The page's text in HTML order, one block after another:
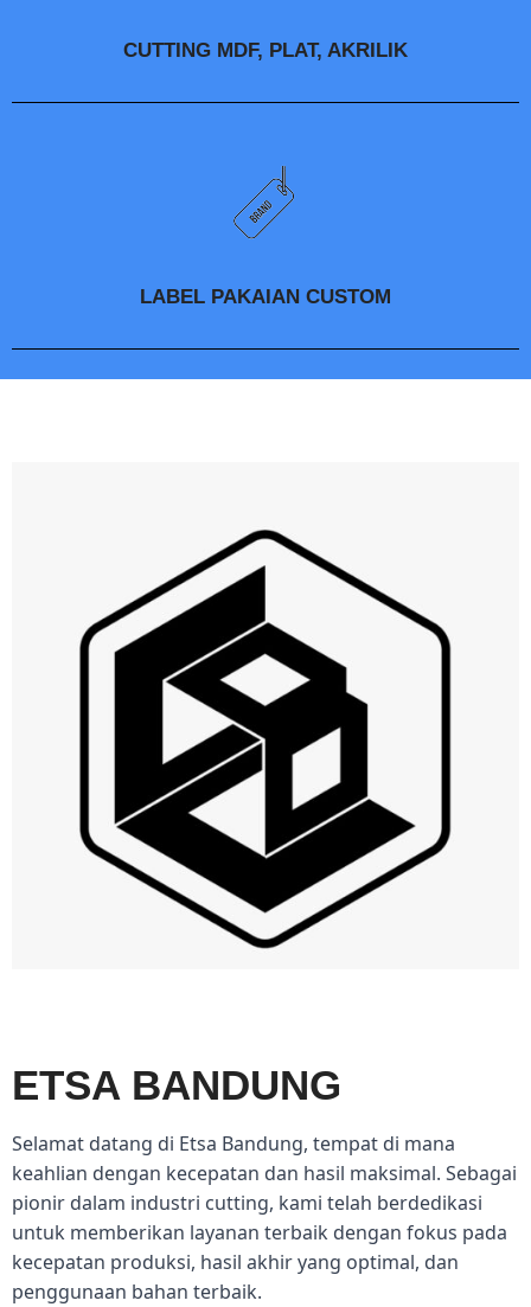
CUTTING MDF, PLAT, AKRILIK
LABEL PAKAIAN CUSTOM
ETSA BANDUNG
Selamat datang di Etsa Bandung, tempat di mana
keahlian dengan kecepatan dan hasil maksimal. Sebagai
pionir dalam industri cutting, kami telah berdedikasi
untuk memberikan layanan terbaik dengan fokus pada
kecepatan produksi, hasil akhir yang optimal, dan
penggunaan bahan terbaik.